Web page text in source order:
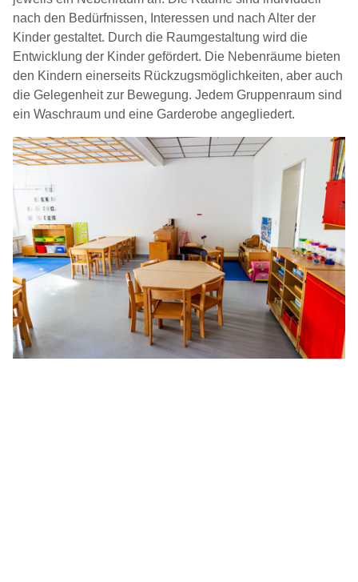
nach den Bedürfnissen, Interessen und nach Alter der
Kinder gestaltet. Durch die Raumgestaltung wird die
Entwicklung der Kinder gefördert. Die Nebenräume bieten
den Kindern einerseits Rückzugsmöglichkeiten, aber auch
die Gelegenheit zur Bewegung. Jedem Gruppenraum sind
ein Waschraum und eine Garderobe angegliedert.